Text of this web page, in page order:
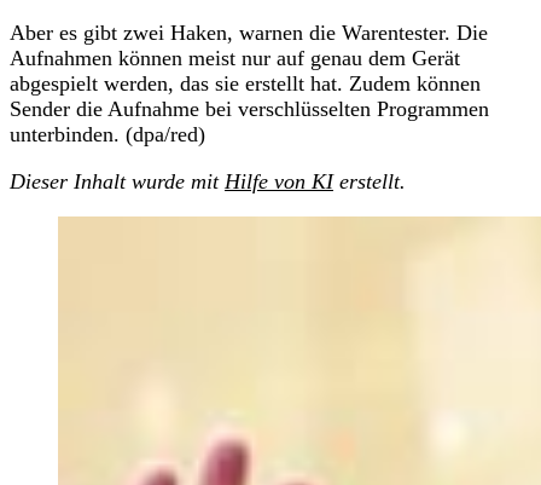
Aber es gibt zwei Haken, warnen die Warentester. Die
Aufnahmen können meist nur auf genau dem Gerät
abgespielt werden, das sie erstellt hat. Zudem können
Sender die Aufnahme bei verschlüsselten Programmen
unterbinden. (dpa/red)
Dieser Inhalt wurde mit Hilfe von KIerstellt.